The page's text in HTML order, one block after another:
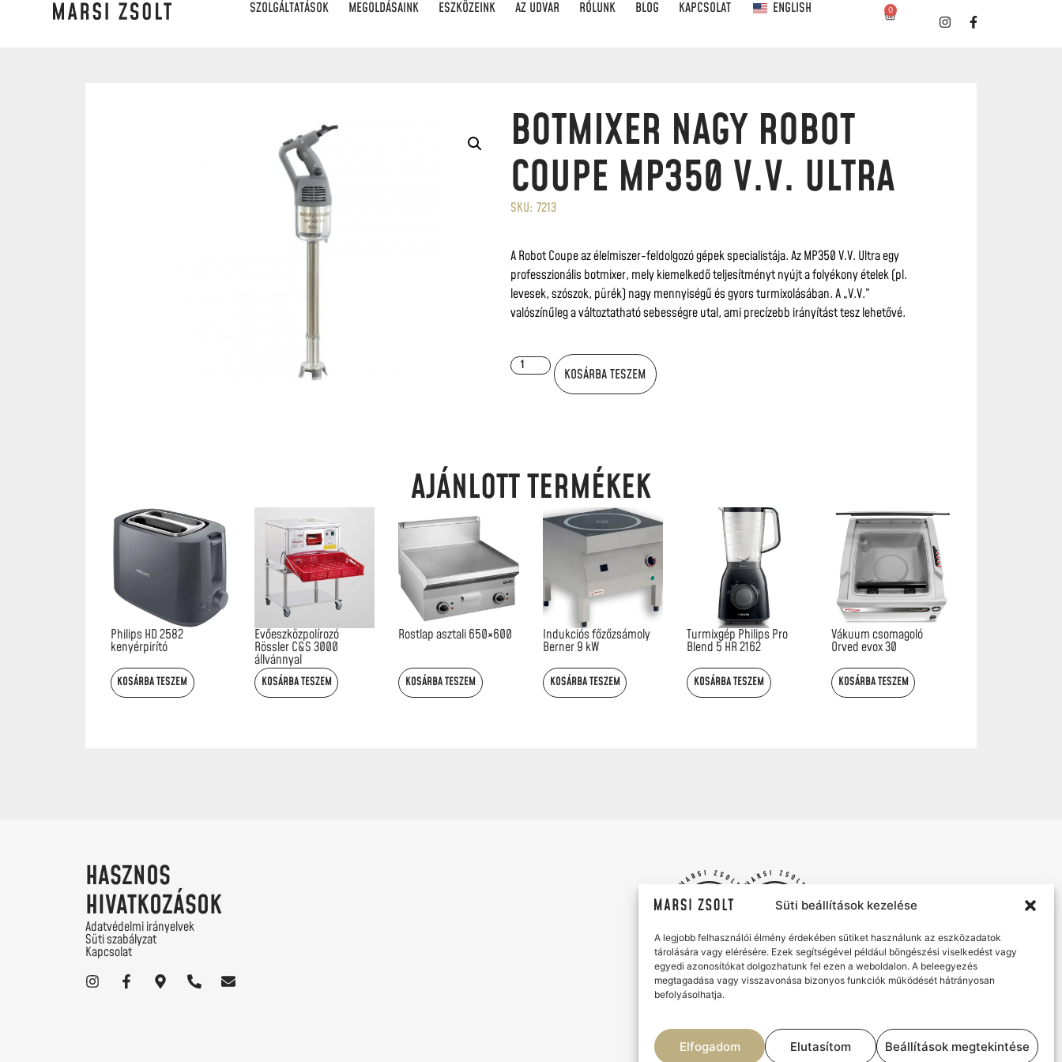
Süti beállítások kezelése
A legjobb felhasználói élmény érdekében sütiket használunk az eszközadatok
tárolására vagy elérésére. Ezek segítségével például böngészési viselkedést vagy
egyedi azonosítókat dolgozhatunk fel ezen a weboldalon. A beleegyezés
megtagadása vagy visszavonása bizonyos funkciók működését hátrányosan
befolyásolhatja.
Elfogadom Elutasítom Beállítások megtekintése
SZOLGÁLTATÁSOK MEGOLDÁSAINK ESZKÖZEINK AZ UDVAR RÓLUNK BLOG KAPCSOLAT ENGLISH 0
BOTMIXER NAGY ROBOT
COUPE MP350 V.V. ULTRA
SKU: 7213
A Robot Coupe az élelmiszer-feldolgozó gépek specialistája. Az MP350 V.V. Ultra egy
professzionális botmixer, mely kiemelkedő teljesítményt nyújt a folyékony ételek (pl.
levesek, szószok, pürék) nagy mennyiségű és gyors turmixolásában. A „V.V.”
valószínűleg a változtatható sebességre utal, ami precízebb irányítást tesz lehetővé.
KOSÁRBA TESZEM
AJÁNLOTT TERMÉKEK
Philips HD 2582
kenyérpirító
KOSÁRBA TESZEM
Evőeszközpolírozó
Rössler C&S 3000
állvánnyal
KOSÁRBA TESZEM
Rostlap asztali 650×600
KOSÁRBA TESZEM
Indukciós főzőzsámoly
Berner 9 kW
KOSÁRBA TESZEM
Turmixgép Philips Pro
Blend 5 HR 2162
KOSÁRBA TESZEM
Vákuum csomagoló
Orved evox 30
KOSÁRBA TESZEM
HASZNOS
HIVATKOZÁSOK
Adatvédelmi irányelvek
Süti szabályzat
Kapcsolat
Élmények, ízek és gondtalan vendéglátás